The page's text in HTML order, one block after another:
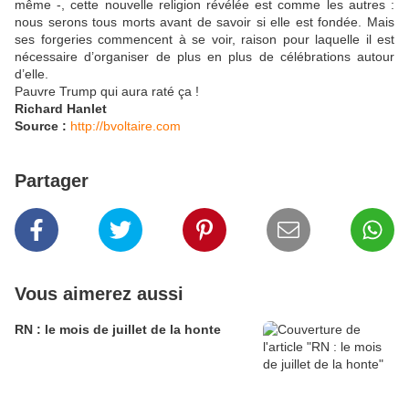
même -, cette nouvelle religion révélée est comme les autres :
nous serons tous morts avant de savoir si elle est fondée. Mais
ses forgeries commencent à se voir, raison pour laquelle il est
nécessaire d’organiser de plus en plus de célébrations autour
d’elle.
Pauvre Trump qui aura raté ça !
Richard Hanlet
Source : http://bvoltaire.com
Partager
Vous aimerez aussi
RN : le mois de juillet de la honte